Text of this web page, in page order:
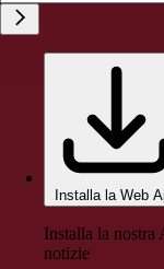
Installa la Web
Installa la nostra
notizie